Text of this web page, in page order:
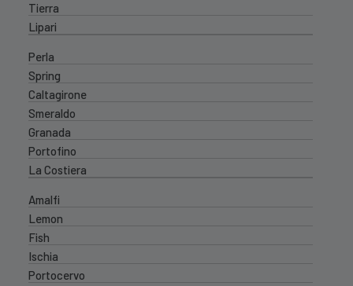
Tierra
Lipari
Perla
Spring
Caltagirone
Smeraldo
Granada
Portofino
La Costiera
Amalfi
Lemon
Fish
Ischia
Portocervo